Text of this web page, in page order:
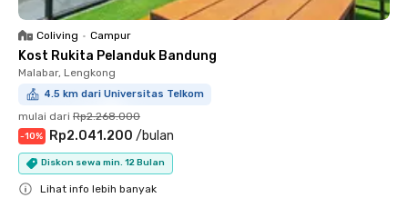
Coliving • Campur
Kost Rukita Pelanduk Bandung
Malabar, Lengkong
4.5 km dari Universitas Telkom
mulai dari Rp2.268.000
-10% Rp2.041.200 /bulan
Diskon sewa min. 12 Bulan
Lihat info lebih banyak